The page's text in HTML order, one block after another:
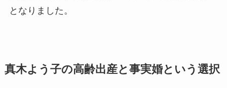
となりました。
真木よう子の高齢出産と事実婚という選択